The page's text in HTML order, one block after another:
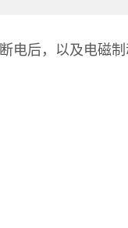
断电后，以及电磁